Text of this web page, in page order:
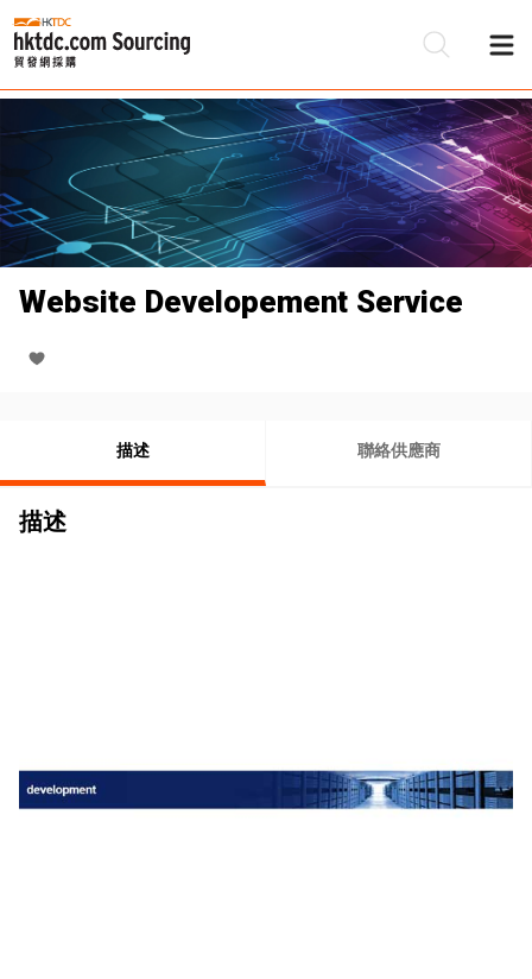
Website Developement Service
描述 聯絡供應商
描述